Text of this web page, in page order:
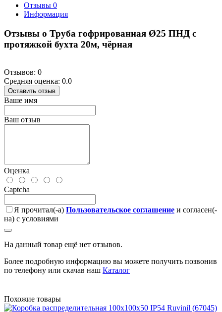
Отзывы 0
Информация
Отзывы о Труба гофрированная Ø25 ПНД с
протяжкой бухта 20м, чёрная
Отзывов: 0
Средняя оценка: 0.0
Оставить отзыв
Ваше имя
Ваш отзыв
Оценка
Captcha
Я прочитал(-а) Пользовательское соглашение и согласен(-
на) с условиями
На данный товар ещё нет отзывов.
Более подробную информацию вы можете получить позвонив
по телефону или скачав наш Каталог
Похожие товары